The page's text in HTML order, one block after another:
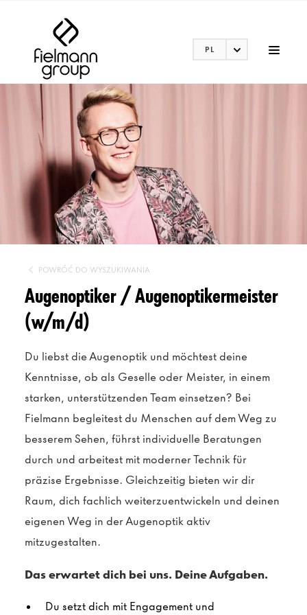
PL
POWRÓĆ DO WYSZUKIWANIA
Augenoptiker / Augenoptikermeister
(w/m/d)
Du liebst die Augenoptik und möchtest deine
Kenntnisse, ob als Geselle oder Meister, in einem
starken, unterstützenden Team einsetzen? Bei
Fielmann begleitest du Menschen auf dem Weg zu
besserem Sehen, führst individuelle Beratungen
durch und arbeitest mit moderner Technik für
präzise Ergebnisse. Gleichzeitig bieten wir dir
Raum, dich fachlich weiterzuentwickeln und deinen
eigenen Weg in der Augenoptik aktiv
mitzugestalten.
Das erwartet dich bei uns. Deine Aufgaben.
Du setzt dich mit Engagement und